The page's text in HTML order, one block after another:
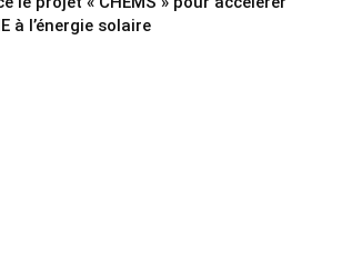
à l’énergie solaire